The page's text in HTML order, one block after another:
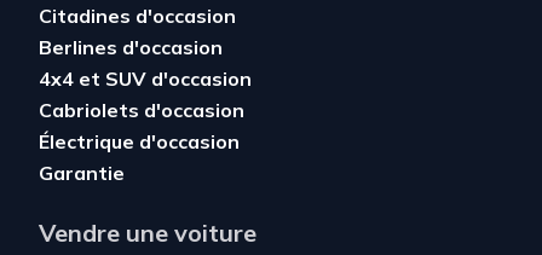
Citadines d'occasion
Berlines d'occasion
4x4 et SUV d'occasion
Cabriolets d'occasion
Électrique d'occasion
Garantie
Vendre une voiture